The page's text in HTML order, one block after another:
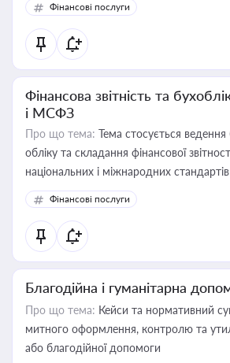
Фінансові послуги
Фінансова звітність та
і МСФЗ
Про що тема: Тема стосується ведення
обліку та складання фінансової
національних і міжнародних стандартів
Фінансові послуги
Благодійна і гуманітарна
Про що тема: Кейси та нормативний
митного оформлення, контролю та
або благодійної допомоги